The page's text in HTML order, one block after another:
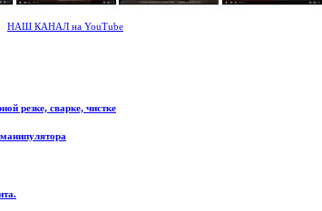
НАШ КАНАЛ на YouTube
резке, сварке, чистке